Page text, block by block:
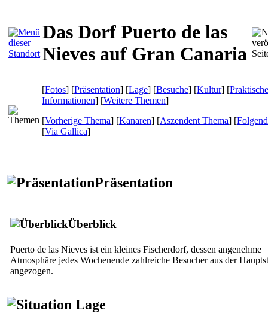
Das Dorf Puerto de las
Nieves auf Gran Canaria
[Fotos] [Präsentation] [Lage] [Besuche] [Kultur] [Praktische
Informationen] [Weitere Themen]
[Vorherige Thema] [Kanaren] [Aszendent Thema] [
[Via Gallica]
Präsentation
Überblick
Puerto de las Nieves ist ein kleines Fischerdorf, dessen angenehme
Atmosphäre jedes Wochenende zahlreiche Besucher aus der
angezogen.
Lage